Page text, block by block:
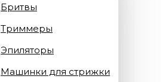
Бритвы
Триммеры
Эпиляторы
Машинки для стрижки